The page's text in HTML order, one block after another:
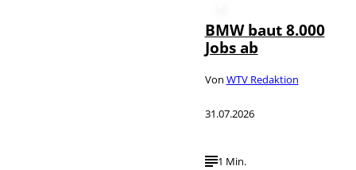
BMW baut 8.000
Jobs ab
Von WTV Redaktion
31.07.2026
1 Min.